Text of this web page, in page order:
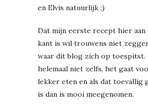
en Elvis natuurlijk ;)
Dat mijn eerste recept hier aan
kant is wil trouwens niet
waar dit blog zich op toespitst.
helemaal niet zelfs, het gaat
lekker eten en als dat toevallig
is dan is mooi meegenomen.